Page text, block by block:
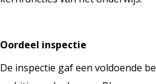
Oordeel inspectie
De inspectie gaf een voldoende